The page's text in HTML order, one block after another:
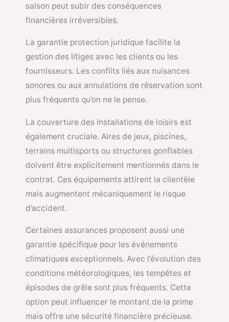
saison peut subir des conséquences
financières irréversibles.
La garantie protection juridique facilite la
gestion des litiges avec les clients ou les
fournisseurs. Les conflits liés aux nuisances
sonores ou aux annulations de réservation sont
plus fréquents qu’on ne le pense.
La couverture des installations de loisirs est
également cruciale. Aires de jeux, piscines,
terrains multisports ou structures gonflables
doivent être explicitement mentionnés dans le
contrat. Ces équipements attirent la clientèle
mais augmentent mécaniquement le risque
d’accident.
Certaines assurances proposent aussi une
garantie spécifique pour les événements
climatiques exceptionnels. Avec l’évolution des
conditions météorologiques, les tempêtes et
épisodes de grêle sont plus fréquents. Cette
option peut influencer le montant de la prime
mais offre une sécurité financière précieuse.